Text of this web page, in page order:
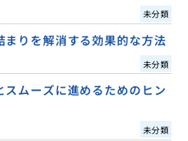
未分類
まりを解消する効果的な方法
未分類
スムーズに進めるためのヒン
未分類